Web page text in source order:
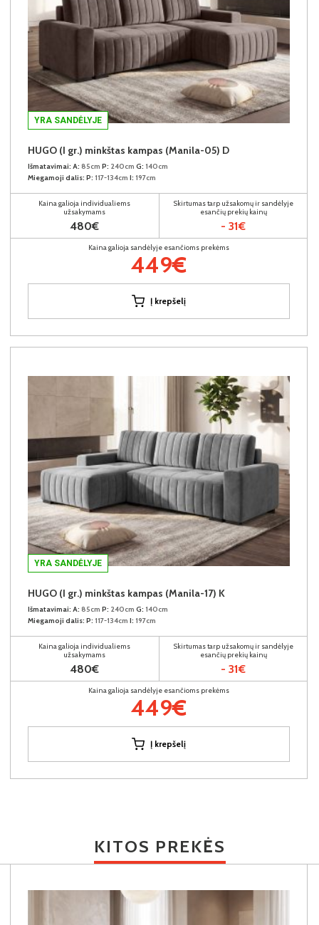
YRA SANDĖLYJE
HUGO (I gr.) minkštas kampas (Manila-05) D
Išmatavimai: A: 85cm P: 240cm G: 140cm
Miegamoji dalis: P: 117-134cm I: 197cm
Kaina galioja individualiems
užsakymams
480€
Skirtumas tarp užsakomų ir sandėlyje
esančių prekių kainų
- 31€
Kaina galioja sandėlyje esančioms prekėms
449€
Į krepšelį
YRA SANDĖLYJE
HUGO (I gr.) minkštas kampas (Manila-17) K
Išmatavimai: A: 85cm P: 240cm G: 140cm
Miegamoji dalis: P: 117-134cm I: 197cm
Kaina galioja individualiems
užsakymams
480€
Skirtumas tarp užsakomų ir sandėlyje
esančių prekių kainų
- 31€
Kaina galioja sandėlyje esančioms prekėms
449€
Į krepšelį
KITOS PREKĖS